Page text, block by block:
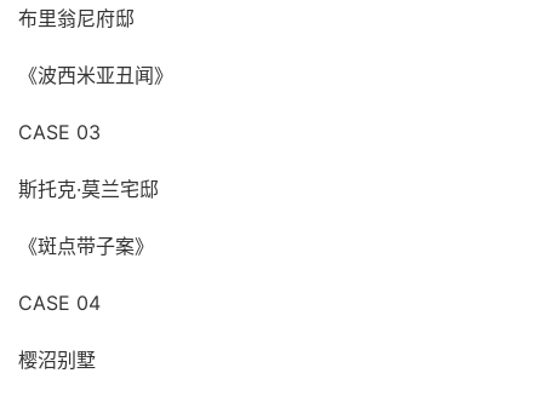
布里翁尼府邸
《波西米亚丑闻》
CASE 03
斯托克·莫兰宅邸
《斑点带子案》
CASE 04
樱沼别墅